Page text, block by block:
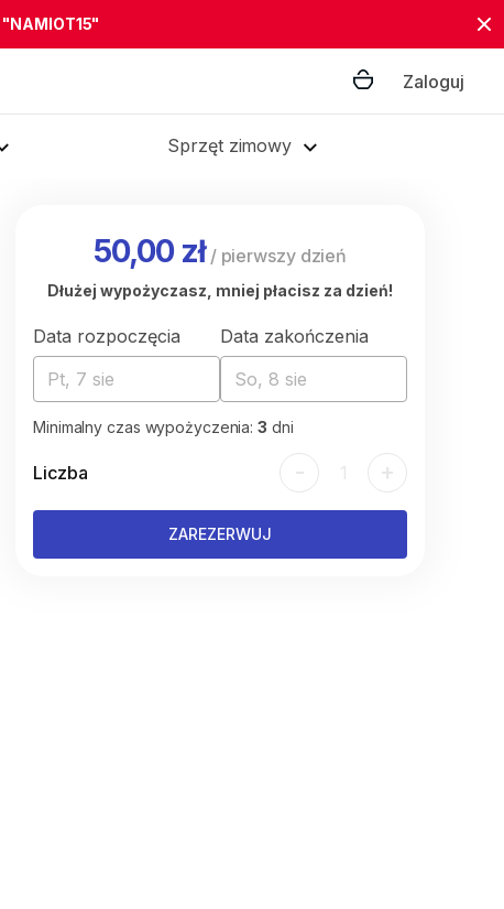
"NAMIOT15"
Zaloguj
Sprzęt zimowy
50,00 zł/ pierwszy dzień
Dłużej wypożyczasz, mniej płacisz za dzień!
Data rozpoczęcia
Pt, 7 sie
Data zakończenia
So, 8 sie
Minimalny czas wypożyczenia: 3 dni
Liczba - 1 +
ZAREZERWUJ